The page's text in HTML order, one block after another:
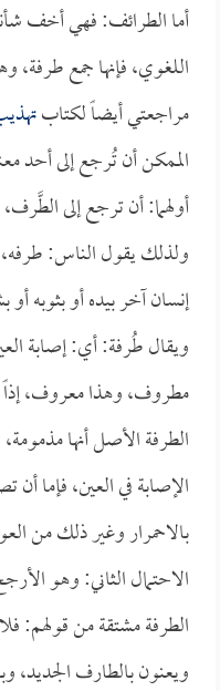
أما الطرائف: فهي أخف
اللغوي، فإنها جمع طرفة،
مراجعتي أيضاً لكتاب
الممكن أن تُرجع إلى أحد
أولهما: أن ترجع إلى
ولذلك يقول الناس:
إنسان آخر بيده أو بثوبه
ويقال طُرفة: أي: إصابة
مطروف، وهذا معروف، إذاً
الطرفة الأصل أنها
الإصابة في العين، فإما أن
بالاحمرار وغير ذلك من
الاحتمال الثاني: وهو
الطرفة مشتقة من قولهم:
ويعنون بالطارف الجديد،